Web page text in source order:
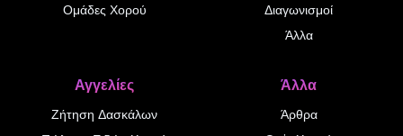
Ομάδες Χορού
Διαγωνισμοί
Άλλα
Αγγελίες
Ζήτηση Δασκάλων
Άλλα
Άρθρα